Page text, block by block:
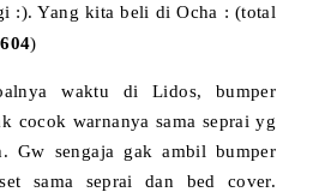
:). Yang kita beli di Ocha : (total
)
waktu di Lidos, bumper
cocok warnanya sama seprai yg
Gw sengaja gak ambil bumper
sama seprai dan bed cover.